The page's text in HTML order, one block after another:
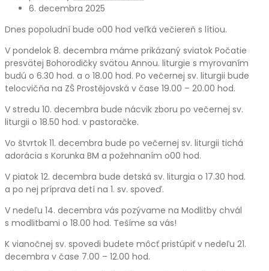
6. decembra 2025
Dnes popoludní bude o00 hod veľká večiereň s lítiou.
V pondelok 8. decembra máme prikázaný sviatok Počatie
presvätej Bohorodičky svätou Annou. liturgie s myrovaním
budú o 6.30 hod. a o 18.00 hod. Po večernej sv. liturgii bude
telocvičňa na ZŠ Prostějovská v čase 19.00 – 20.00 hod.
V stredu 10. decembra bude nácvik zboru po večernej sv.
liturgii o 18.50 hod. v pastoračke.
Vo štvrtok 11. decembra bude po večernej sv. liturgii tichá
adorácia s Korunka BM a požehnaním o00 hod.
V piatok 12. decembra bude detská sv. liturgia o 17.30 hod.
a po nej príprava detí na 1. sv. spoveď.
V nedeľu 14. decembra vás pozývame na Modlitby chvál
s modlitbami o 18.00 hod. Tešíme sa vás!
K vianočnej sv. spovedi budete môcť pristúpiť v nedeľu 21.
decembra v čase 7.00 – 12.00 hod.